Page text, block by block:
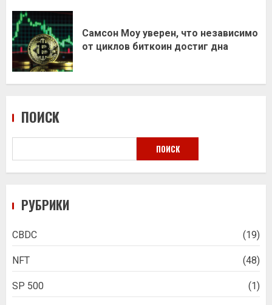
Самсон Моу уверен, что независимо
от циклов биткоин достиг дна
ПОИСК
ПОИСК
РУБРИКИ
CBDC (19)
NFT (48)
SP 500 (1)